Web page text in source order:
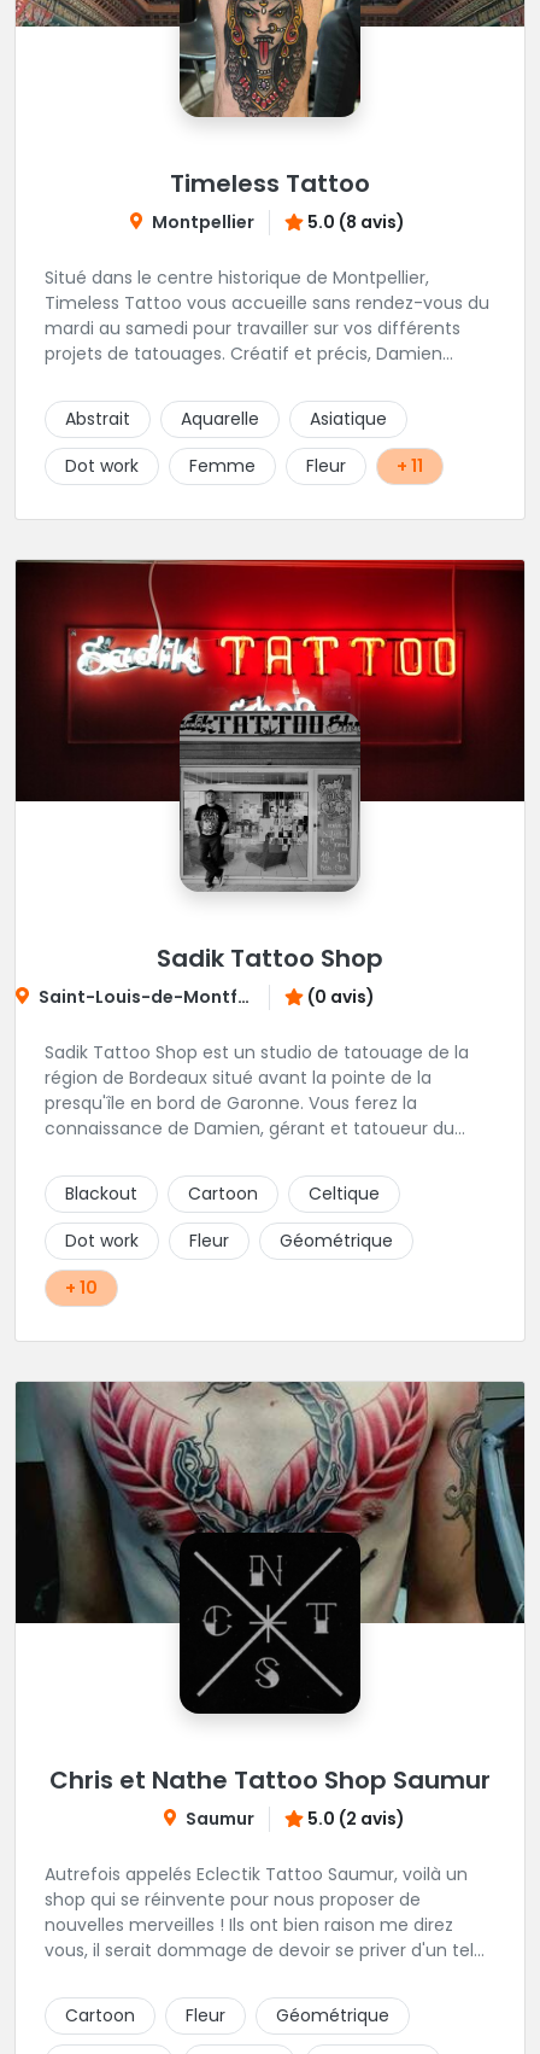
Timeless Tattoo
Montpellier 5.0 (8 avis)
Situé dans le centre historique de Montpellier,
Timeless Tattoo vous accueille sans rendez-vous du
mardi au samedi pour travailler sur vos différents
projets de tatouages. Créatif et précis, Damien
sans failles. Spécialisé dans le tatouage traditionnel,
old school, mais également à l'aise dans la
réalisation de pièces de styles différents : Dotwork,
Japonais, Graphique, mandala .. N'hésitez pas à le
Abstrait Aquarelle
Asiatique
Dot work
Femme Fleur + 11
Sadik Tattoo Shop
Saint-Louis-de-Montferrand (0 avis)
Sadik Tattoo Shop est un studio de tatouage de la
région de Bordeaux situé avant la pointe de la
presqu'île en bord de Garonne. Vous ferez la
connaissance de Damien, gérant et tatoueur du
Blackout
Cartoon
Celtique
Dot work
Fleur
Géométrique
+ 10
Chris et Nathe Tattoo Shop Saumur
Saumur 5.0 (2 avis)
Autrefois appelés Eclectik Tattoo Saumur, voilà un
shop qui se réinvente pour nous proposer de
nouvelles merveilles ! Ils ont bien raison me direz
vous, il serait dommage de devoir se priver d'un tel
au projet perso, ils savent presque tout faire et vous
offrons un accompagnement propice à sublimer vos
Cartoon Fleur
Géométrique